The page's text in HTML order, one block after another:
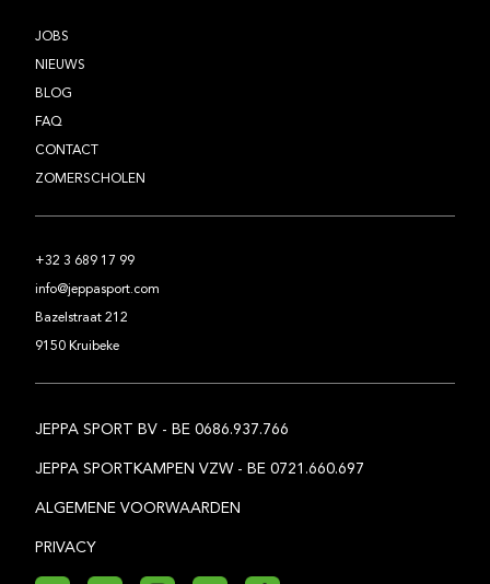
JOBS
NIEUWS
BLOG
FAQ
CONTACT
ZOMERSCHOLEN
+32 3 689 17 99
info@jeppasport.com
Bazelstraat 212
9150 Kruibeke
JEPPA SPORT BV - BE 0686.937.766
JEPPA SPORTKAMPEN VZW - BE 0721.660.697
ALGEMENE VOORWAARDEN
PRIVACY